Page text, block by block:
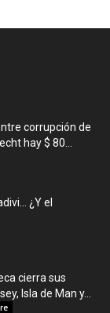
corrupción de
hay $ 80...
¿Y el
cierra sus
Isla de Man y...